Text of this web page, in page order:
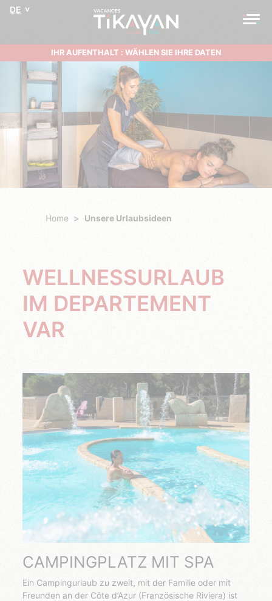
DE
IHR AUFENTHALT : WÄHLEN SIE IHRE DATEN
Home Unsere Urlaubsideen
WELLNESSURLAUB
IM DEPARTEMENT
VAR
CAMPINGPLATZ MIT SPA
Ein Campingurlaub zu zweit, mit der Familie oder mit
Freunden an der Côte d’Azur (Französische Riviera) ist